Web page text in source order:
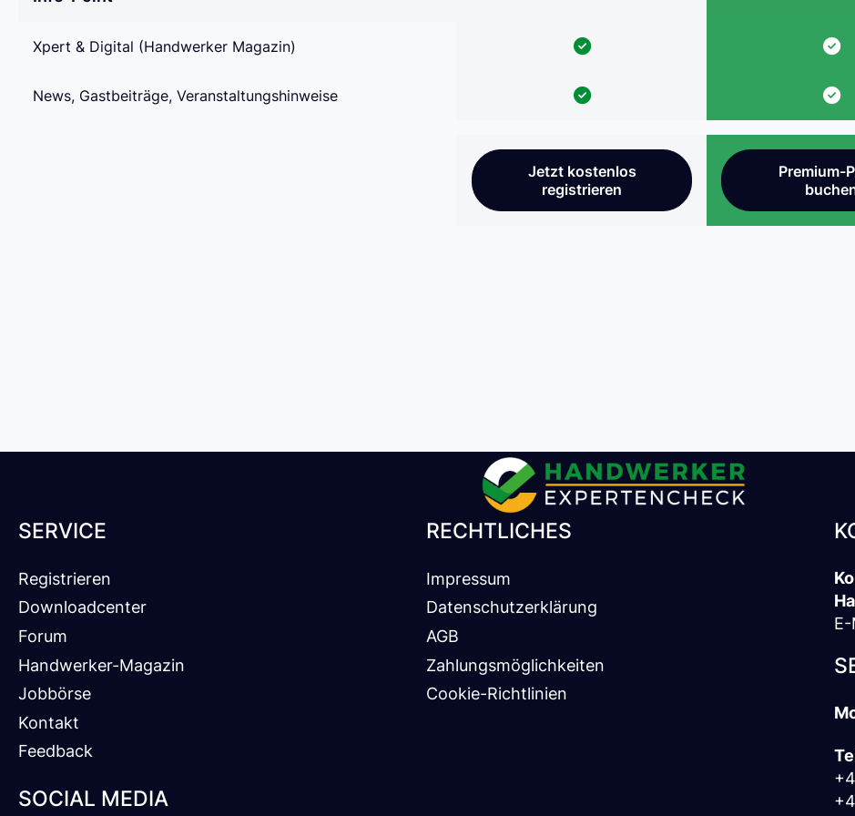
Xpert & Digital (Handwerker Magazin)
News, Gastbeiträge, Veranstaltungshinweise
Jetzt kostenlos
registrieren
Premium-
SERVICE
Registrieren
Downloadcenter
Forum
Handwerker-Magazin
Jobbörse
Kontakt
Feedback
SOCIAL MEDIA
RECHTLICHES
Impressum
Datenschutzerklärung
AGB
Zahlungsmöglichkeiten
Cookie-Richtlinien
E-